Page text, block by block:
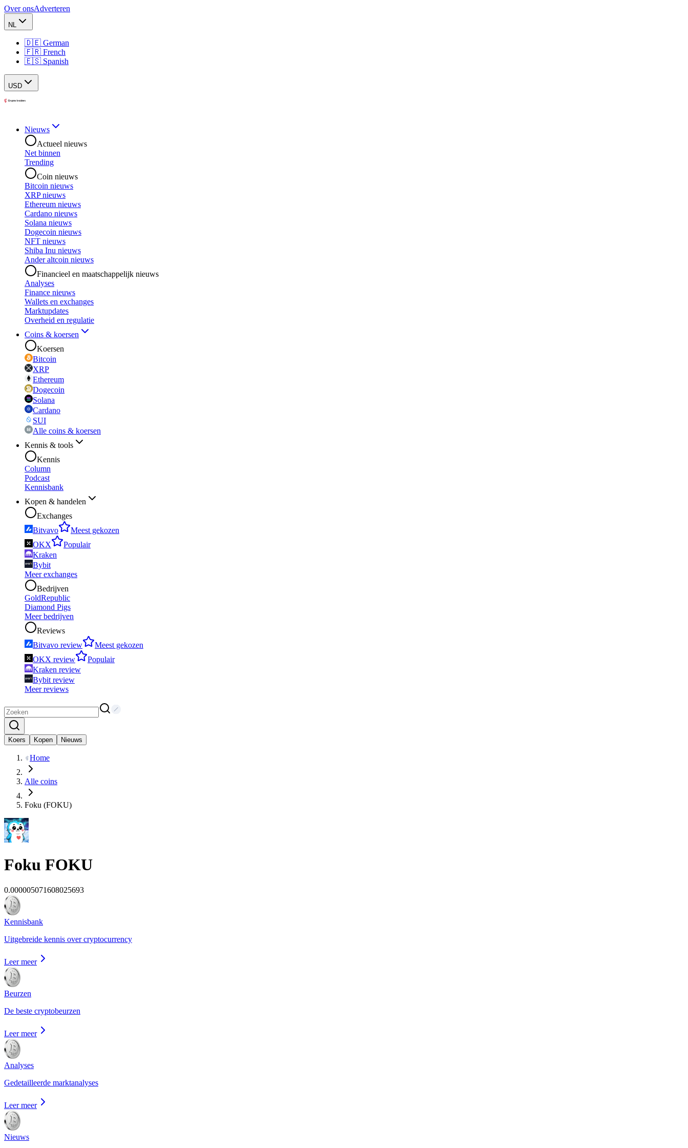
Over onsAdverteren
NL
🇩🇪 German
🇫🇷 French
🇪🇸 Spanish
USD
Nieuws
Actueel nieuws
Net binnen
Trending
Coin nieuws
Bitcoin nieuws
XRP nieuws
Ethereum nieuws
Cardano nieuws
Solana nieuws
Dogecoin nieuws
NFT nieuws
Shiba Inu nieuws
Ander altcoin nieuws
Financieel en maatschappelijk nieuws
Analyses
Finance nieuws
Wallets en exchanges
Marktupdates
Overheid en regulatie
Coins & koersen
Koersen
Bitcoin
XRP
Ethereum
Dogecoin
Solana
Cardano
SUI
Alle coins & koersen
Kennis & tools
Kennis
Column
Podcast
Kennisbank
Kopen & handelen
Exchanges
Bitvavo
Meest gekozen
OKX
Populair
Kraken
Bybit
Meer exchanges
Bedrijven
GoldRepublic
Diamond Pigs
Meer bedrijven
Reviews
Bitvavo review
Meest gekozen
OKX review
Populair
Kraken review
Bybit review
Meer reviews
Koers Kopen Nieuws
Home
Alle coins
Foku (FOKU)
Foku FOKU
0.000005071608025693
Kennisbank
Uitgebreide kennis over cryptocurrency
Leer meer
Beurzen
De beste cryptobeurzen
Leer meer
Analyses
Gedetailleerde marktanalyses
Leer meer
Nieuws